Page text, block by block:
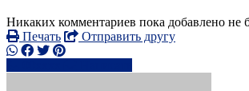
Никаких комментариев пока добавлено не
Печать
Отправить другу